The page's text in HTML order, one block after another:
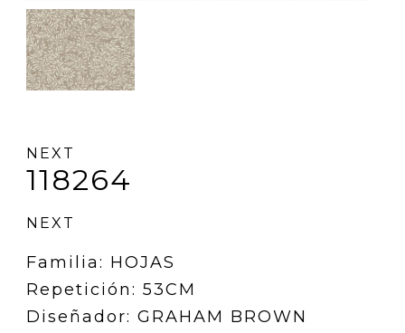
NEXT
118264
NEXT
Familia: HOJAS
Repetición: 53CM
Diseñador: GRAHAM BROWN